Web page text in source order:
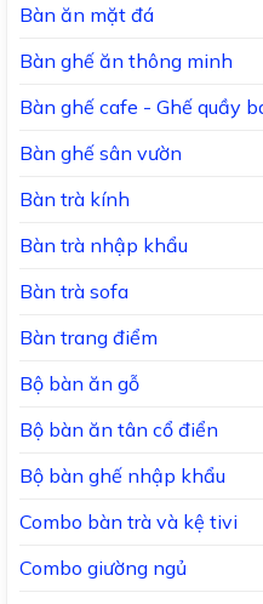
Bàn ăn mặt đá
Bàn ghế ăn thông minh
Bàn ghế cafe - Ghế quầy
Bàn ghế sân vườn
Bàn trà kính
Bàn trà nhập khẩu
Bàn trà sofa
Bàn trang điểm
Bộ bàn ăn gỗ
Bộ bàn ăn tân cổ điển
Bộ bàn ghế nhập khẩu
Combo bàn trà và kệ tivi
Combo giường ngủ